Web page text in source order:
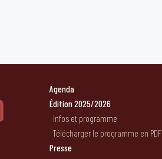
Agenda
Édition 2025/2026
Infos et programme
Télécharger le programme en PDF
Presse